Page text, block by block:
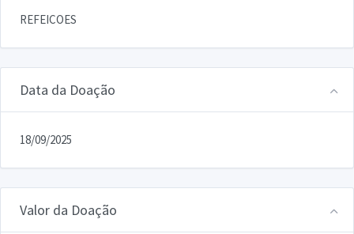
REFEICOES
Data da Doação
18/09/2025
Valor da Doação